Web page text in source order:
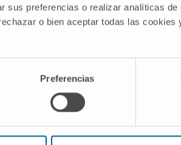
sus preferencias o realizar analíticas
o bien aceptar todas las
Preferencias
Nuestros Investigadores
clínicos
Actividad científica